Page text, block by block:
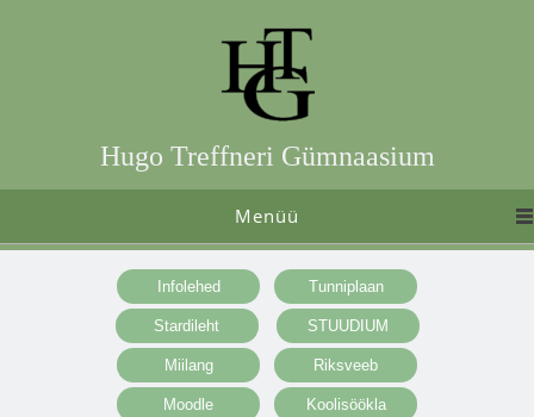
Hugo Treffneri Gümnaasium
Menüü